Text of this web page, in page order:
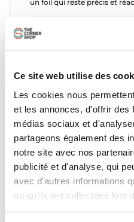
Ce site web utilise des
Les cookies nous
et les annonces, d'offrir des
médias sociaux et
partageons également des
notre site avec nos
publicité et d'analyse, qui
avec d'autres informations
ou qu'ils ont collectées lors
un foil qui reste précis et
conçue pour les riders qui
bump ou chaque
La connexion TITAN 2
La connexion TITAN 2
offrir encore plus
niveau de la jonction
S'appuyant sur le format